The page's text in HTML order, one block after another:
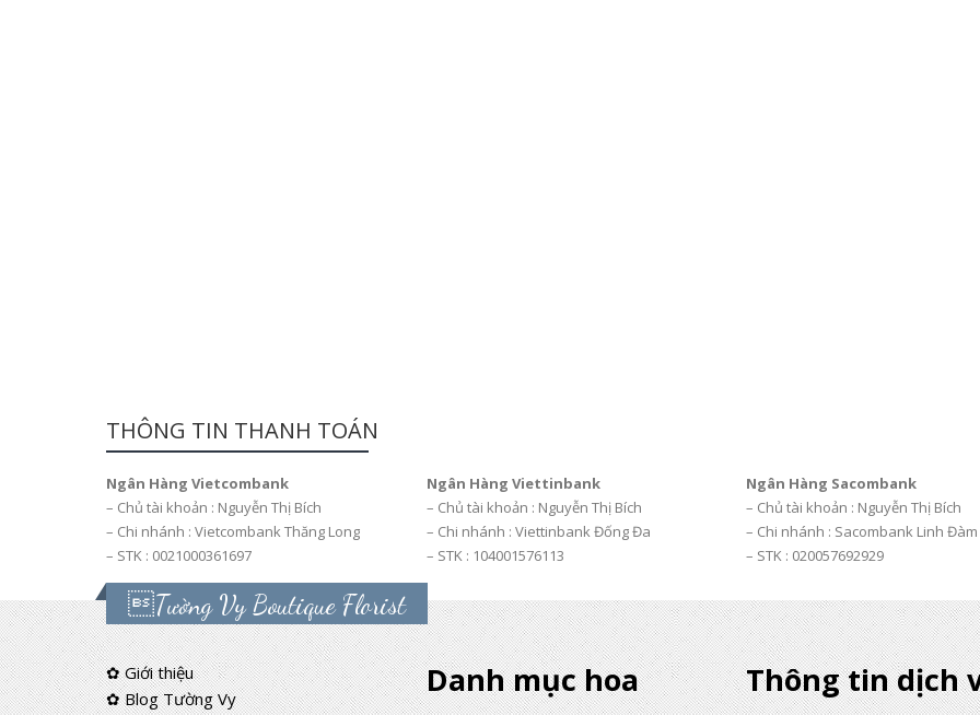
THÔNG TIN THANH TOÁN
Ngân Hàng Vietcombank
– Chủ tài khoản : Nguyễn Thị Bích
– Chi nhánh : Vietcombank Thăng Long
– STK : 0021000361697
Ngân Hàng Viettinbank
– Chủ tài khoản : Nguyễn Thị Bích
– Chi nhánh : Viettinbank Đống Đa
– STK : 104001576113
Ngân Hàng Sacombank
– Chủ tài khoản : Nguyễn Thị Bích
– Chi nhánh : Sacombank Linh Đàm
– STK : 020057692929
Tường Vy Boutique Florist
✿ Giới thiệu
✿ Blog Tường Vy
Danh mục hoa Thông tin dịch